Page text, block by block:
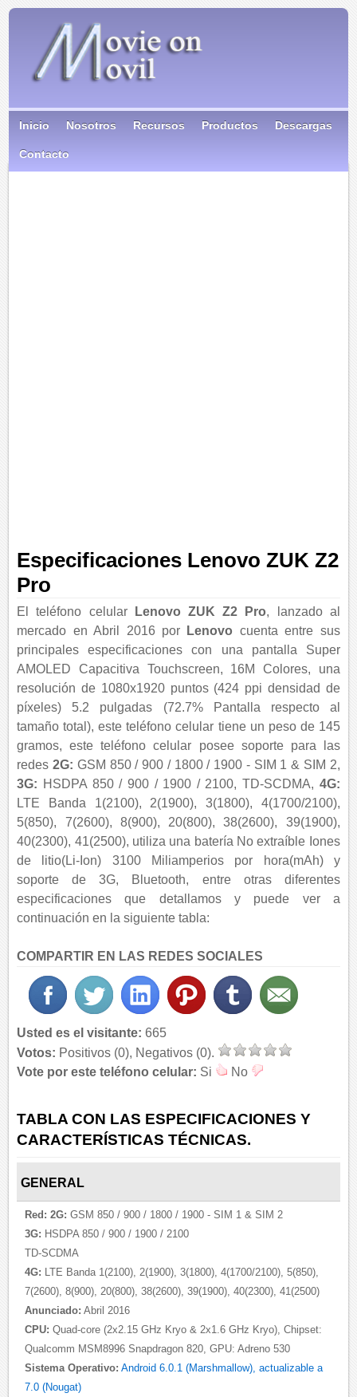
Inicio Nosotros Recursos Productos Descargas
Contacto
Especificaciones Lenovo ZUK Z2
Pro
El teléfono celular Lenovo ZUK Z2 Pro, lanzado al
mercado en Abril 2016 por
Lenovo cuenta entre sus
principales especificaciones con una pantalla Super
AMOLED Capacitiva Touchscreen, 16M Colores, una
resolución de 1080x1920 puntos (424 ppi densidad de
píxeles) 5.2 pulgadas (72.7% Pantalla respecto al
tamaño total), este teléfono celular tiene un peso de 145
gramos, este teléfono celular posee soporte para las
redes 2G: GSM 850 / 900 / 1800 / 1900 - SIM 1 & SIM 2,
3G: HSDPA 850 / 900 / 1900 / 2100, TD-SCDMA, 4G:
LTE Banda 1(2100), 2(1900), 3(1800), 4(1700/2100),
5(850), 7(2600), 8(900), 20(800), 38(2600), 39(1900),
40(2300), 41(2500), utiliza una batería No extraíble Iones
de litio(Li-Ion) 3100 Miliamperios por hora(mAh) y
soporte de 3G, Bluetooth, entre otras diferentes
especificaciones que detallamos y puede ver a
continuación en la siguiente tabla:
COMPARTIR EN LAS REDES SOCIALES
Usted es el visitante: 665
Votos: Positivos (0), Negativos (0).
Vote por este teléfono celular: Si No
TABLA CON LAS ESPECIFICACIONES Y
CARACTERÍSTICAS TÉCNICAS.
GENERAL
Red: 2G: GSM 850 / 900 / 1800 / 1900 - SIM 1 & SIM 2
3G: HSDPA 850 / 900 / 1900 / 2100
TD-SCDMA
4G: LTE Banda 1(2100), 2(1900), 3(1800), 4(1700/2100), 5(850),
7(2600), 8(900), 20(800), 38(2600), 39(1900), 40(2300), 41(2500)
Anunciado: Abril 2016
CPU: Quad-core (2x2.15 GHz Kryo & 2x1.6 GHz Kryo), Chipset:
Qualcomm MSM8996 Snapdragon 820, GPU: Adreno 530
Sistema Operativo: Android 6.0.1 (Marshmallow), actualizable a
7.0 (Nougat)